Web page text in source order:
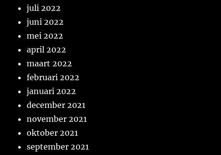
juli 2022
juni 2022
mei 2022
april 2022
maart 2022
februari 2022
januari 2022
december 2021
november 2021
oktober 2021
september 2021